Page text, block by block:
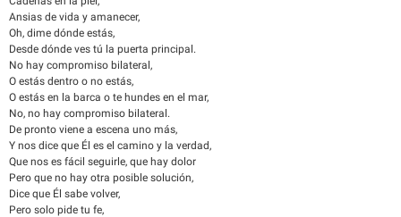
Ansias de vida y amanecer,
Oh, dime dónde estás,
Desde dónde ves tú la puerta principal.
No hay compromiso bilateral,
O estás dentro o no estás,
O estás en la barca o te hundes en el mar,
No, no hay compromiso bilateral.
De pronto viene a escena uno más,
Y nos dice que Él es el camino y la verdad,
Que nos es fácil seguirle, que hay dolor
Pero que no hay otra posible solución,
Dice que Él sabe volver,
Pero solo pide tu fe,